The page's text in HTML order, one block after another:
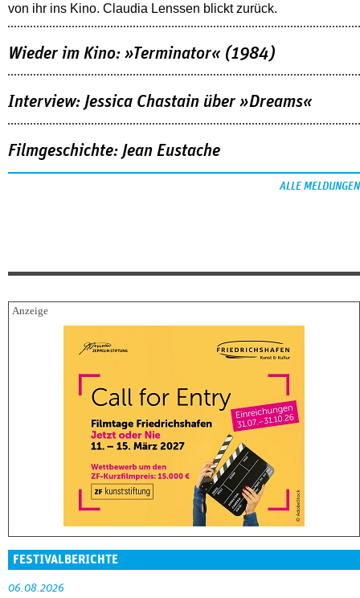
von ihr ins Kino. Claudia Lenssen blickt zurück.
Wieder im Kino: »Terminator« (1984)
Interview: Jessica Chastain über »Dreams«
Filmgeschichte: Jean Eustache
ALLE MELDUNGEN
FESTIVALBERICHTE
06.08.2026